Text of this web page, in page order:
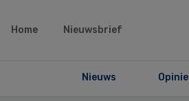
Home Nieuwsbrief
Nieuws Opinie